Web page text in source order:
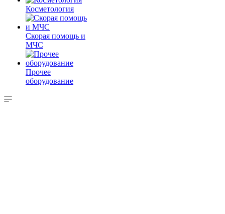
Косметология
Скорая помощь и
МЧС
Прочее
оборудование